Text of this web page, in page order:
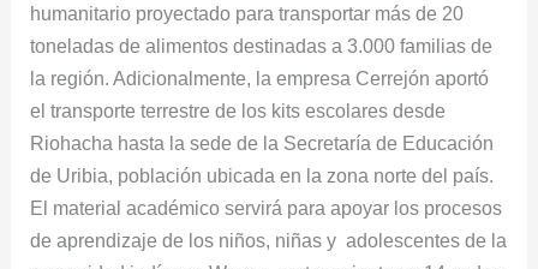
humanitario proyectado para transportar más de 20
toneladas de alimentos destinadas a 3.000 familias de
la región. Adicionalmente, la empresa Cerrejón aportó
el transporte terrestre de los kits escolares desde
Riohacha hasta la sede de la Secretaría de Educación
de Uribia, población ubicada en la zona norte del país.
El material académico servirá para apoyar los procesos
de aprendizaje de los niños, niñas y adolescentes de la